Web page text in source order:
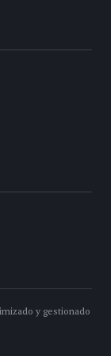
y gestionado